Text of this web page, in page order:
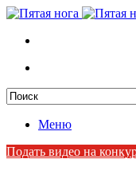
Меню
Подать видео на